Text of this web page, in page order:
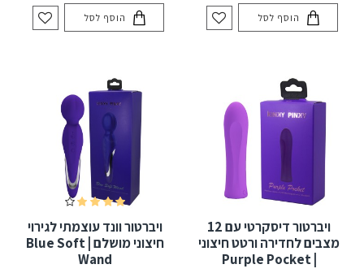
הוסף לסל הוסף לסל
ויברטור דיסקרטי עם 12
מצבים לחדירה ורטט חיצוני
| Purple Pocket
ויברטור וונד עוצמתי לגירוי
חיצוני מושלם | Blue Soft
Wand